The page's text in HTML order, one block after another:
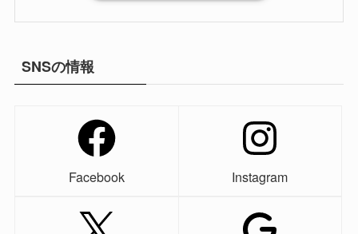
SNSの情報
Facebook Instagram